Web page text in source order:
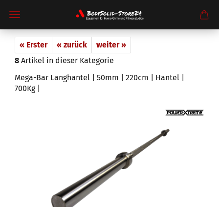
« Erster « zurück
weiter »
8 Artikel in dieser Kategorie
Mega-Bar Langhantel | 50mm | 220cm | Hantel |
700Kg |